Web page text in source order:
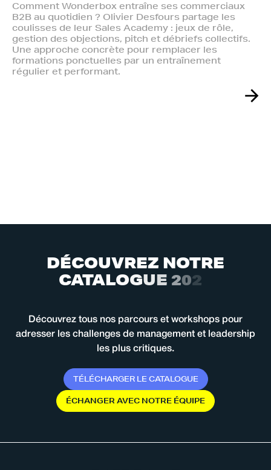
Comment Wonderbox entraîne ses commerciaux
B2B au quotidien ? Olivier Desfours partage les
coulisses de leur Sales Academy : jeux de rôle,
gestion des objections, pitch et débriefs collectifs.
Une approche concrète pour remplacer les
formations ponctuelles par un entraînement
régulier et performant.
DÉCOUVREZ NOTRE
CATALOGUE 202
Découvrez tous nos parcours et workshops pour
adresser les challenges de management et leadership
les plus critiques.
TÉLÉCHARGER LE CATALOGUE
ÉCHANGERAVEC NOTRE ÉQUIPE